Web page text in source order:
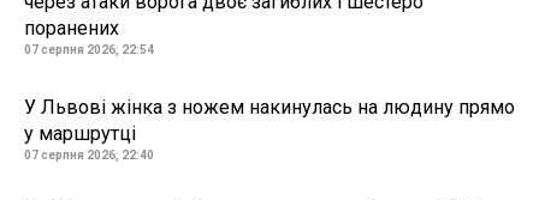
поранених
07 серпня 2026, 22:54
У Львові жінка з ножем накинулась на людину прямо
у маршрутці
07 серпня 2026, 22:40